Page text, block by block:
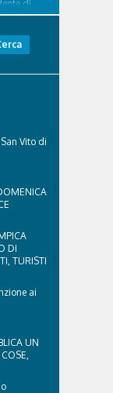
di
–...
Vito di
DI
TURISTI
ai
UN